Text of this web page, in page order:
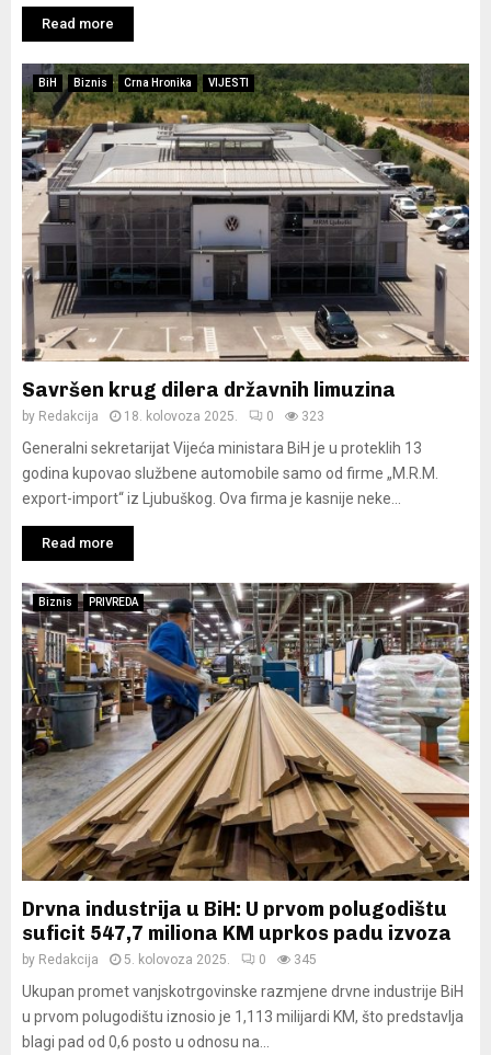
Read more
BiH Biznis Crna Hronika VIJESTI
Savršen krug dilera državnih limuzina
by Redakcija 18. kolovoza 2025. 0 323
Generalni sekretarijat Vijeća ministara BiH je u proteklih 13
godina kupovao službene automobile samo od firme „M.R.M.
export-import“ iz Ljubuškog. Ova firma je kasnije neke...
Read more
Biznis PRIVREDA
Drvna industrija u BiH: U prvom polugodištu
suficit 547,7 miliona KM uprkos padu izvoza
by Redakcija 5. kolovoza 2025. 0 345
Ukupan promet vanjskotrgovinske razmjene drvne industrije BiH
u prvom polugodištu iznosio je 1,113 milijardi KM, što predstavlja
blagi pad od 0,6 posto u odnosu na...